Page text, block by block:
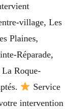
village, Les
Plaines,
Réparade,
Roque-
Service
intervention